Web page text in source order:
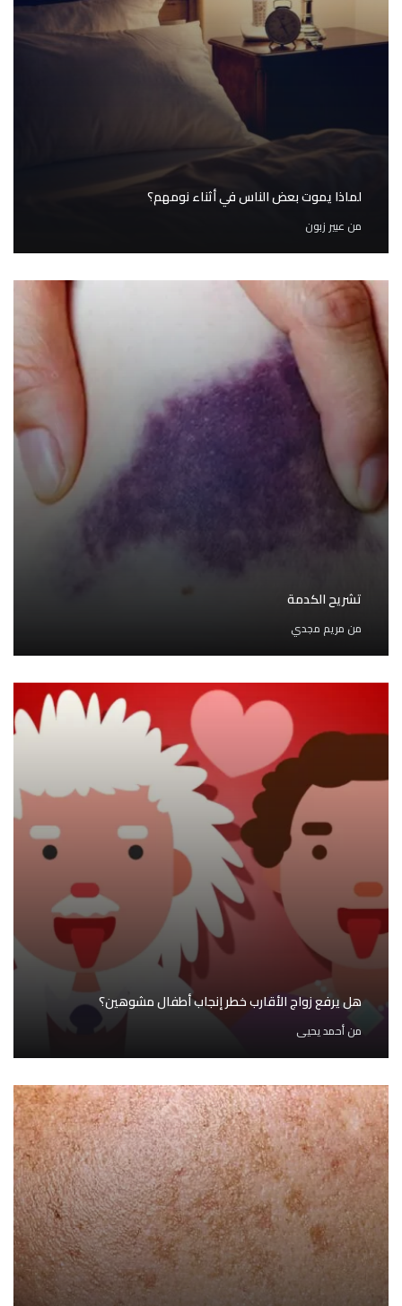
لماذا يموت بعض الناس في أثناء نومهم؟
من عبير زبون
تشريح الكدمة
من مريم مجدي
هل يرفع زواج الأقارب خطر إنجاب أطفال مشوهين؟
منأحمد يحيى